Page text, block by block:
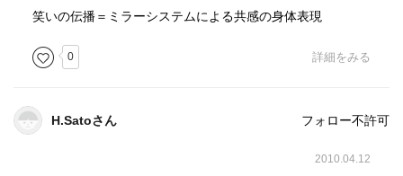
笑いの伝播＝ミラーシステムによる共感の身体表現
0 詳細をみる
H.Satoさん フォロー不許可
2010.04.12